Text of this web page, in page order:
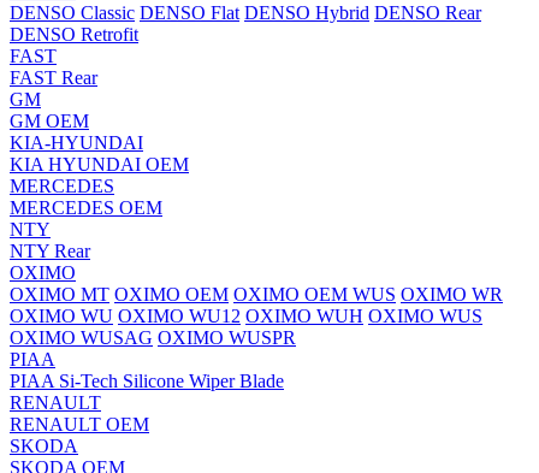
DENSO Classic DENSO Flat DENSO Hybrid DENSO Rear
DENSO Retrofit
FAST
FAST Rear
GM
GM OEM
KIA-HYUNDAI
KIA HYUNDAI OEM
MERCEDES
MERCEDES OEM
NTY
NTY Rear
OXIMO
OXIMO MT OXIMO OEM OXIMO OEM WUS OXIMO WR
OXIMO WU OXIMO WU12 OXIMO WUH OXIMO WUS
OXIMO WUSAG OXIMO WUSPR
PIAA
PIAA Si-Tech Silicone Wiper Blade
RENAULT
RENAULT OEM
SKODA
SKODA OEM